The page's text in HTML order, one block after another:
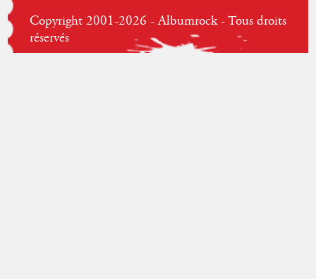
Copyright 2001-2026 - Albumrock - Tous droits
réservés